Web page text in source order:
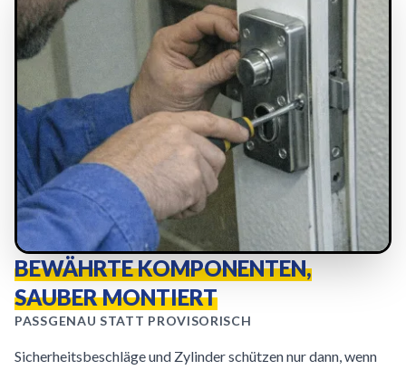
BEWÄHRTE KOMPONENTEN,
SAUBER MONTIERT
PASSGENAU STATT PROVISORISCH
Sicherheitsbeschläge und Zylinder schützen nur dann, wenn